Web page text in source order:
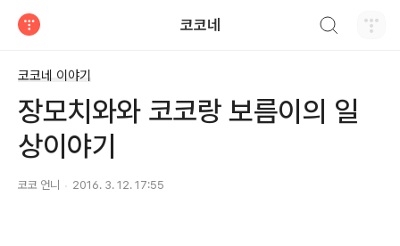
코코네
코코네 이야기
장모치와와 코코랑 보름이의 일
상이야기
코코 언니 2016. 3. 12. 17:55